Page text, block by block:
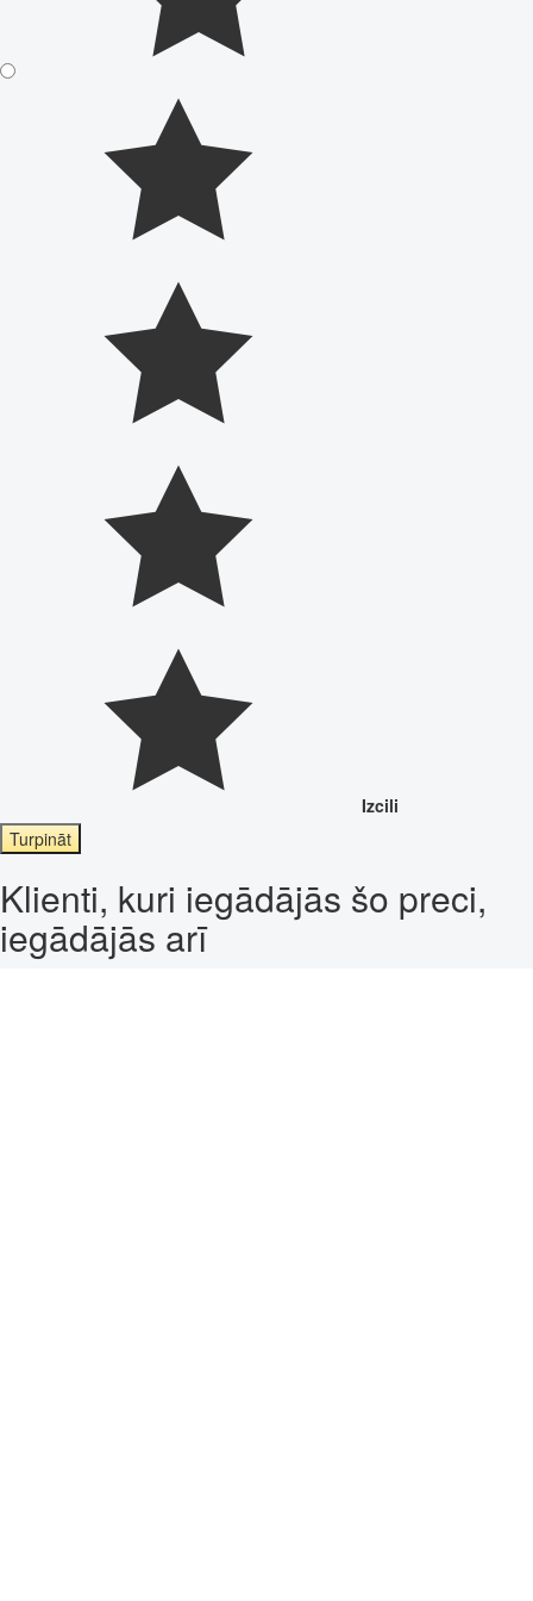
Izcili
Turpināt
Klienti, kuri iegādājās šo preci,
iegādājās arī